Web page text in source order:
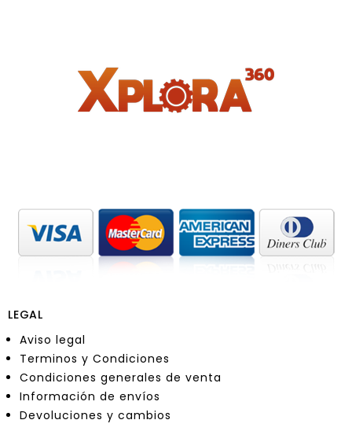
LEGAL
Aviso legal
Terminos y Condiciones
Condiciones generales de venta
Información de envíos
Devoluciones y cambios